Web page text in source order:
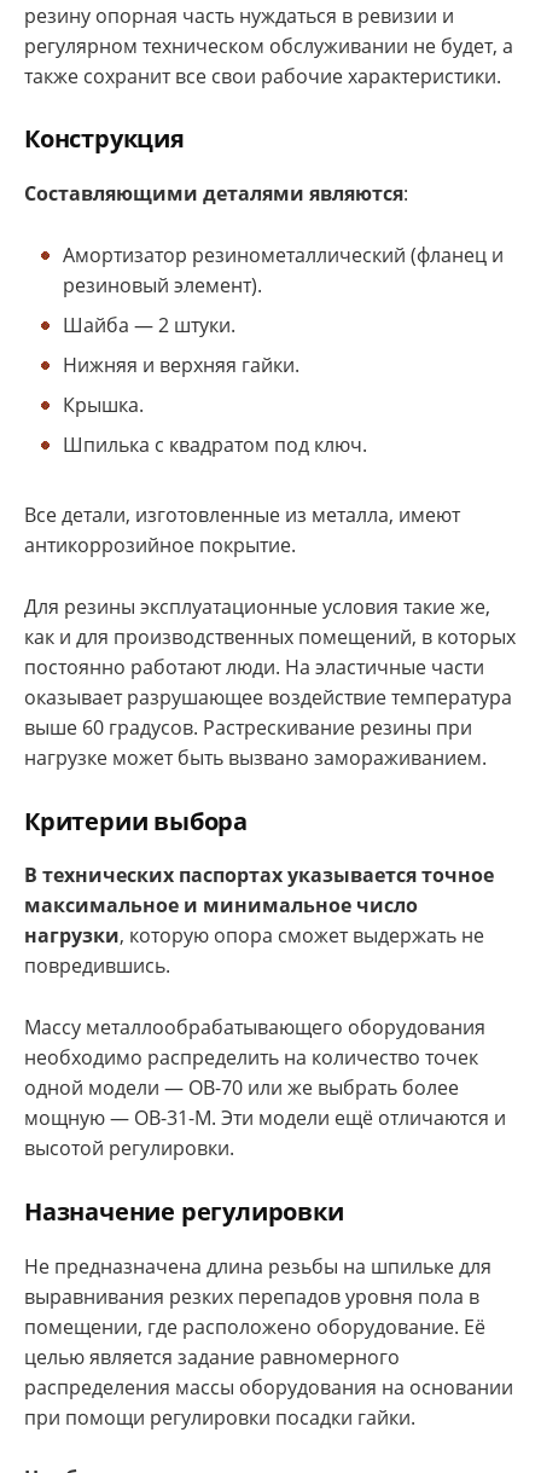
резину опорная часть нуждаться в ревизии и
регулярном техническом обслуживании не будет, а
также сохранит все свои рабочие характеристики.
Конструкция
Составляющими деталями являются:
Амортизатор резинометаллический (фланец и
резиновый элемент).
Шайба — 2 штуки.
Нижняя и верхняя гайки.
Крышка.
Шпилька с квадратом под ключ.
Все детали, изготовленные из металла, имеют
антикоррозийное покрытие.
Для резины эксплуатационные условия такие же,
как и для производственных помещений, в которых
постоянно работают люди. На эластичные части
оказывает разрушающее воздействие температура
выше 60 градусов. Растрескивание резины при
нагрузке может быть вызвано замораживанием.
Критерии выбора
В технических паспортах указывается точное
максимальное и минимальное число
нагрузки, которую опора сможет выдержать не
повредившись.
Массу металлообрабатывающего оборудования
необходимо распределить на количество точек
одной модели — ОВ-70 или же выбрать более
мощную — ОВ-31-М. Эти модели ещё отличаются и
высотой регулировки.
Назначение регулировки
Не предназначена длина резьбы на шпильке для
выравнивания резких перепадов уровня пола в
помещении, где расположено оборудование. Её
целью является задание равномерного
распределения массы оборудования на основании
при помощи регулировки посадки гайки.